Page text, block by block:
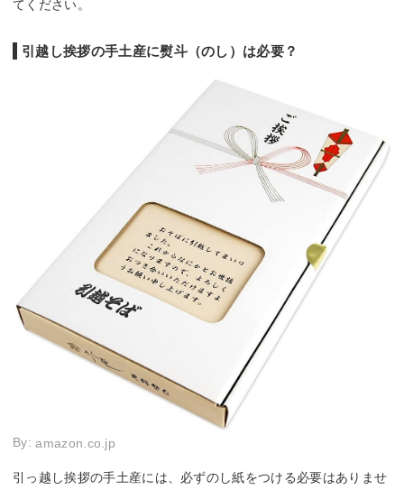
てください。
引越し挨拶の手土産に熨斗（のし）は必要？
By:amazon.co.jp
引っ越し挨拶の手土産には、必ずのし紙をつける必要はありませ